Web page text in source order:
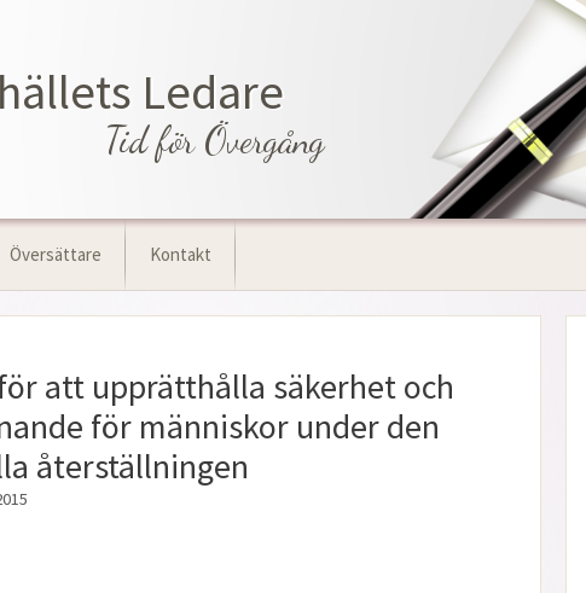
Ledare
Tid för Övergång
Översättare Kontakt
att upprätthålla säkerhet och
för människor under den
återställningen